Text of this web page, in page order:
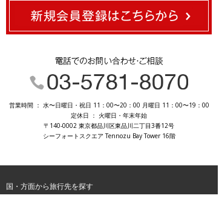
営業時間 ： 水〜日曜日・祝日 11：00〜20：00 月曜日 11：00〜19：00
定休日 ： 火曜日・年末年始
〒140-0002 東京都品川区東品川二丁目3番12号
シーフォートスクエア Tennozu Bay Tower 16階
国・方面から旅行先を探す